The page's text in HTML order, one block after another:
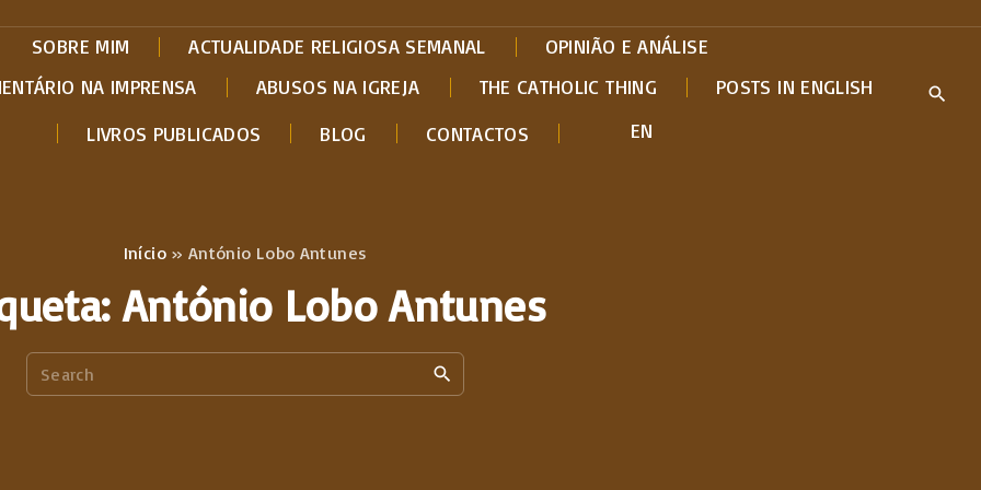
SOBRE MIM ACTUALIDADE RELIGIOSA SEMANAL
OPINIÃO E ANÁLISE
NA IMPRENSA
ABUSOS NA IGREJA THE CATHOLIC THING
POSTS IN ENGLISH
LIVROS PUBLICADOS
BLOG CONTACTOS EN
Início»António Lobo Antunes
António Lobo Antunes
e